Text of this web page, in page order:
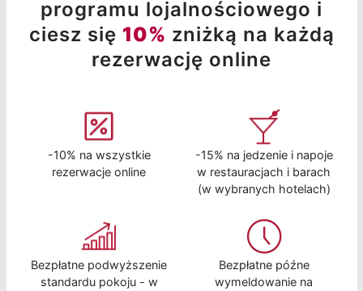
programu lojalnościowego i
ciesz się 10% zniżką na każdą
rezerwację online
-10% na wszystkie
rezerwacje online
-15% na jedzenie i napoje
w restauracjach i barach
(w wybranych hotelach)
Bezpłatne podwyższenie
standardu pokoju - w
Bezpłatne późne
wymeldowanie na